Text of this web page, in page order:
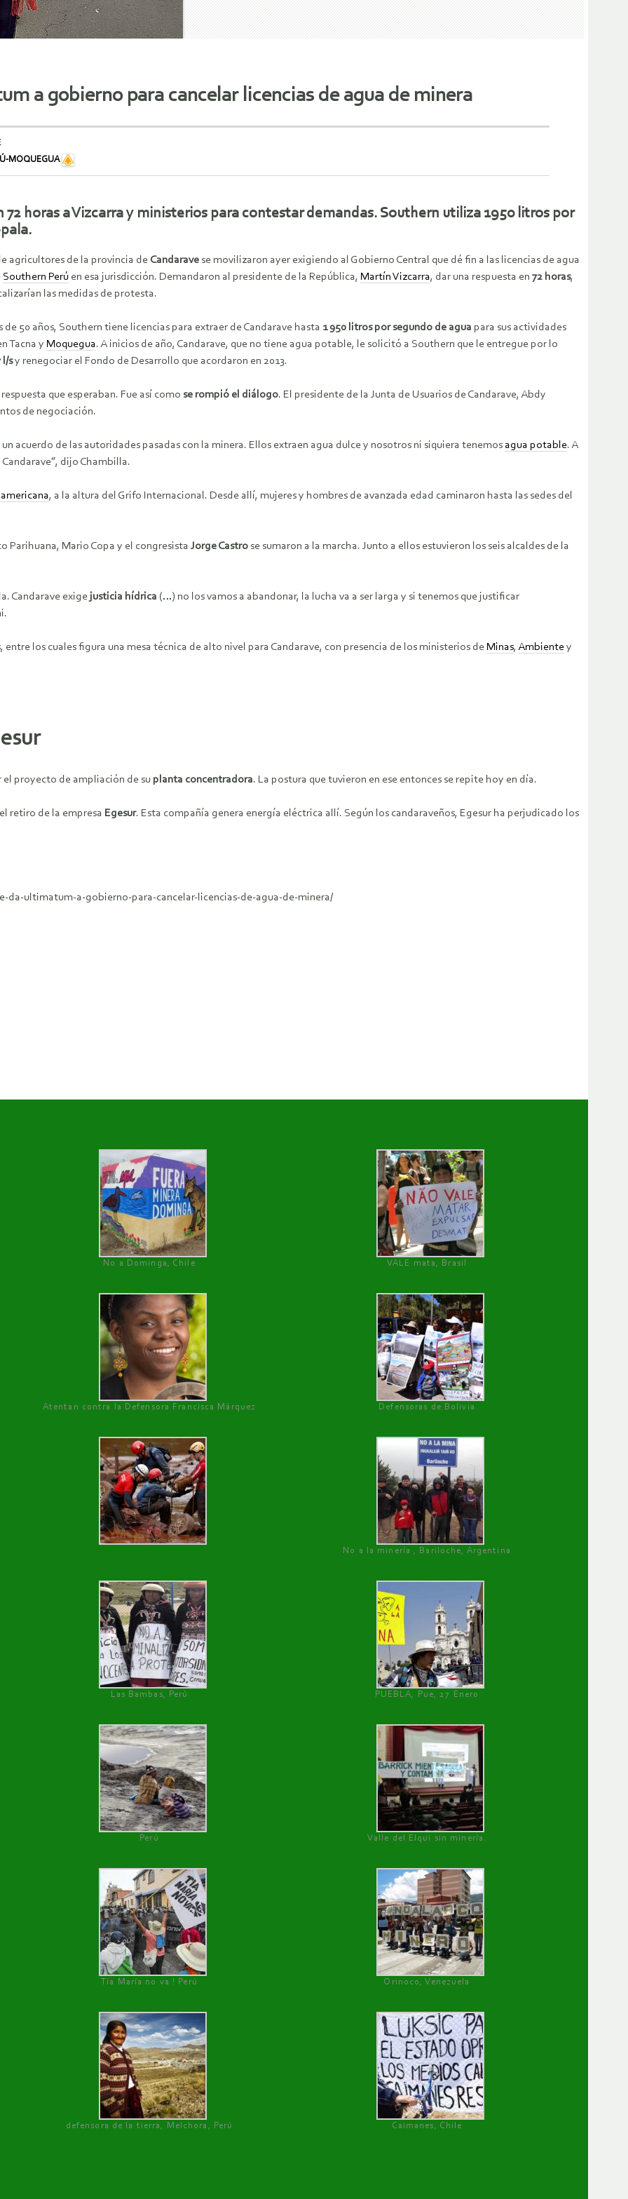
a gobierno para cancelar licencias de agua de minera
MOQUEGUA
horas a Vizcarra y ministerios para contestar demandas. Southern utiliza 1950 litros por
agricultores de la provincia de Candarave se movilizaron ayer exigiendo al Gobierno Central que dé fin a las licencias de agua
Southern Perú en esa jurisdicción. Demandaron al presidente de la República, Martín Vizcarra, dar una respuesta en 72 horas,
las medidas de protesta.
de 50 años, Southern tiene licencias para extraer de Candarave hasta 1 950 litros por segundo de agua para sus actividades
Tacna y Moquegua. A inicios de año, Candarave, que no tiene agua potable, le solicitó a Southern que le entregue por lo
l/sy renegociar el Fondo de Desarrollo que acordaron en 2013.
que esperaban. Fue así como se rompió el diálogo. El presidente de la Junta de Usuarios de Candarave, Abdy
de negociación.
un acuerdo de las autoridades pasadas con la minera. Ellos extraen agua dulce y nosotros ni siquiera tenemos agua potable. A
dijo Chambilla.
, a la altura del Grifo Internacional. Desde allí, mujeres y hombres de avanzada edad caminaron hasta las sedes del
Parihuana, Mario Copa y el congresista Jorge Castro se sumaron a la marcha. Junto a ellos estuvieron los seis alcaldes de la
Candarave exige justicia hídrica (…) no los vamos a abandonar, la lucha va a ser larga y si tenemos que justificar
los cuales figura una mesa técnica de alto nivel para Candarave, con presencia de los ministerios de Minas, Ambientey
el proyecto de ampliación de su planta concentradora. La postura que tuvieron en ese entonces se repite hoy en día.
retiro de la empresa Egesur. Esta compañía genera energía eléctrica allí. Según los candaraveños, Egesur ha perjudicado los
da-ultimatum-a-gobierno-para-cancelar-licencias-de-agua-de-minera/
No a Dominga, Chile
VALE mata, Brasil
Atentan contra la Defensora Francisca Márquez Defensoras de Bolivia
No a la minería , Bariloche, Argentina
Las Bambas, Perú PUEBLA, Pue, 27 Enero
Perú Valle del Elqui sin minería.
Tía María no va ! Perú Orinoco, Venezuela
defensora de la tierra, Melchora, Perú Caimanes, Chile